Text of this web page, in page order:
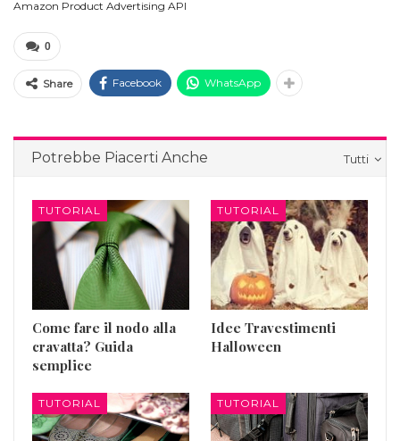
Amazon Product Advertising API
0
Share Facebook WhatsApp
Tutti
Potrebbe Piacerti Anche
TUTORIAL
Come fare il nodo alla
cravatta? Guida
semplice
TUTORIAL
Idee Travestimenti
Halloween
TUTORIAL TUTORIAL